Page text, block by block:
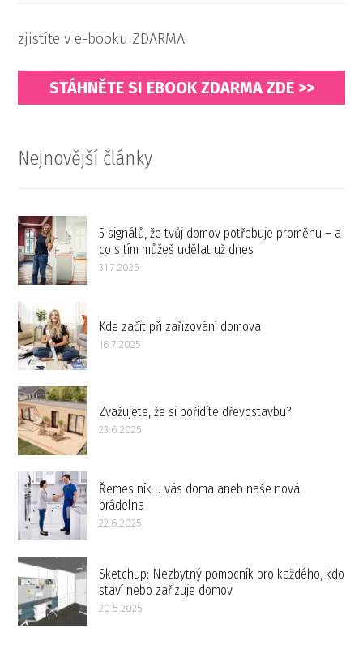
zjistíte v e-booku ZDARMA
STÁHNĚTE SI EBOOK ZDARMA ZDE >>
Nejnovější články
5 signálů, že tvůj domov potřebuje proměnu – a
co s tím můžeš udělat už dnes
31.7.2025
Kde začít při zařizování domova
16.7.2025
Zvažujete, že si pořídíte dřevostavbu?
23.6.2025
Řemeslník u vás doma aneb naše nová
prádelna
22.6.2025
Sketchup: Nezbytný pomocník pro každého, kdo
staví nebo zařizuje domov
20.5.2025